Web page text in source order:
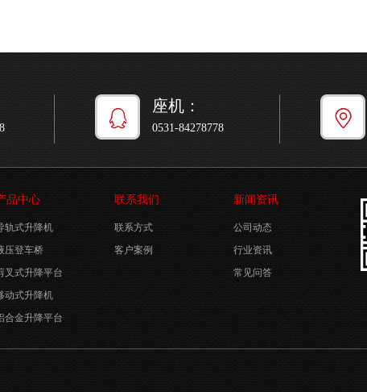
座机：
0531-84278778
品中心
轨式升降机
压登车桥
叉式升降平台
动式升降机
合金升降平台
联系我们
联系方式
客户案例
新闻资讯
公司动态
行业资讯
常见问答